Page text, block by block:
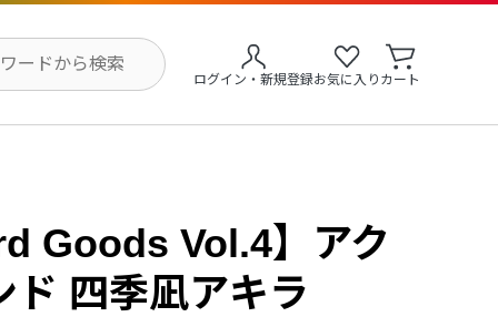
ログイン・新規登録お気に入り カート
Goods Vol.4】アク
ド 四季凪アキラ